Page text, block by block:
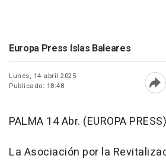
Europa Press Islas Baleares
Lunes, 14 abril 2025
Publicado: 18:48
PALMA 14 Abr. (EUROPA
La Asociación por la